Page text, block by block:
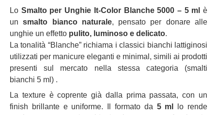
Lo Smalto per Unghie It‑Color Blanche 5000 – 5 ml è
unsmalto bianco naturale, pensato per donare alle
unghie un effetto pulito, luminoso e delicato.
La tonalità “Blanche” richiama i classici bianchi lattiginosi
utilizzati per manicure eleganti e minimal, simili ai prodotti
presenti sul mercato nella stessa categoria (smalti
bianchi 5 ml) .
La texture è coprente già dalla prima passata, con un
finish brillante e uniforme. Il formato da 5 ml
lo rende